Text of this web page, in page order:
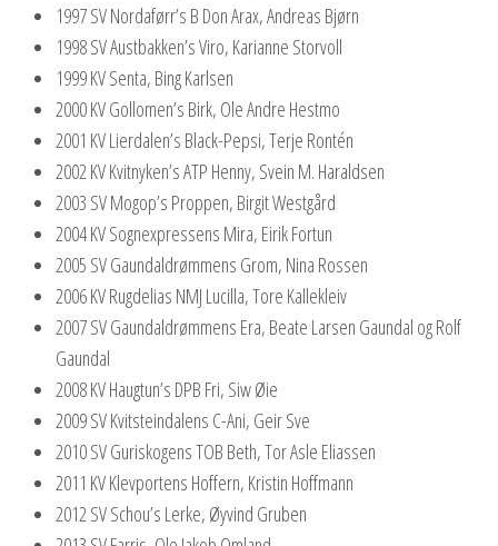
1997 SV Nordaførr’s B Don Arax, Andreas Bjørn
1998 SV Austbakken’s Viro, Karianne Storvoll
1999 KV Senta, Bing Karlsen
2000 KV Gollomen’s Birk, Ole Andre Hestmo
2001 KV Lierdalen’s Black-Pepsi, Terje Rontén
2002 KV Kvitnyken’s ATP Henny, Svein M. Haraldsen
2003 SV Mogop’s Proppen, Birgit Westgård
2004 KV Sognexpressens Mira, Eirik Fortun
2005 SV Gaundaldrømmens Grom, Nina Rossen
2006 KV Rugdelias NMJ Lucilla, Tore Kallekleiv
2007 SV Gaundaldrømmens Era, Beate Larsen Gaundal og Rolf
Gaundal
2008 KV Haugtun’s DPB Fri, Siw Øie
2009 SV Kvitsteindalens C-Ani, Geir Sve
2010 SV Guriskogens TOB Beth, Tor Asle Eliassen
2011 KV Klevportens Hoffern, Kristin Hoffmann
2012 SV Schou’s Lerke, Øyvind Gruben